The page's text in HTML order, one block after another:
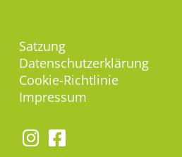
Satzung
Datenschutzerklärung
Cookie-Richtlinie
Impressum